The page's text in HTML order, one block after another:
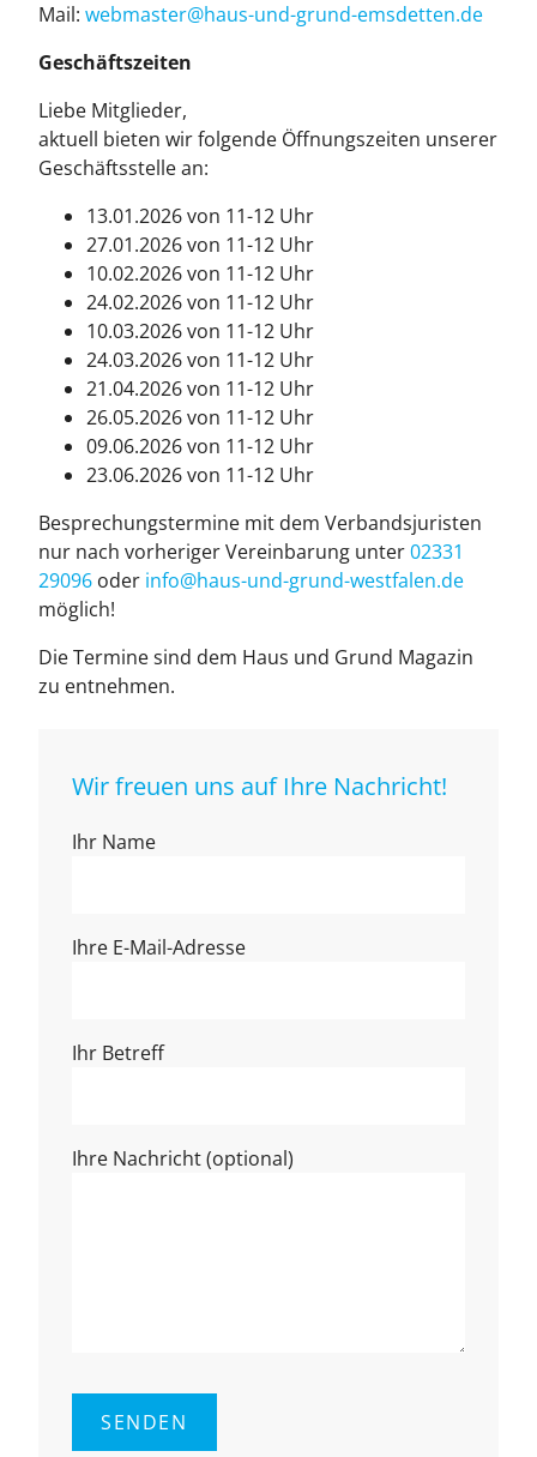
Mail: web­mas­ter@haus-und-grund-ems­det­ten.de
Geschäftszeiten
Liebe Mitglieder,
aktuell bieten wir folgende Öffnungszeiten unserer
Geschäftsstelle an:
13.01.2026 von 11-12 Uhr
27.01.2026 von 11-12 Uhr
10.02.2026 von 11-12 Uhr
24.02.2026 von 11-12 Uhr
10.03.2026 von 11-12 Uhr
24.03.2026 von 11-12 Uhr
21.04.2026 von 11-12 Uhr
26.05.2026 von 11-12 Uhr
09.06.2026 von 11-12 Uhr
23.06.2026 von 11-12 Uhr
Besprechungstermine mit dem Verbandsjuristen
nur nach vorheriger Vereinbarung unter02331
29096oder info@haus-und-grund-west­fa­len.de
möglich!
Die Termine sind dem Haus und Grund Magazin
zu entnehmen.
Wir freuen uns auf Ihre Nachricht!
Ihr Name
Ihre E-Mail-Adresse
Ihr Betreff
Ihre Nachricht (optional)